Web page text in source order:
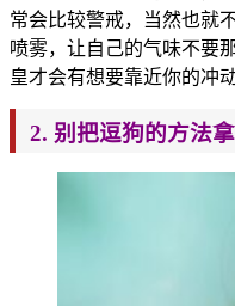
常会比较警戒，当然也就
喷雾，让自己的气味不要
皇才会有想要靠近你的冲动
2. 别把逗狗的方法